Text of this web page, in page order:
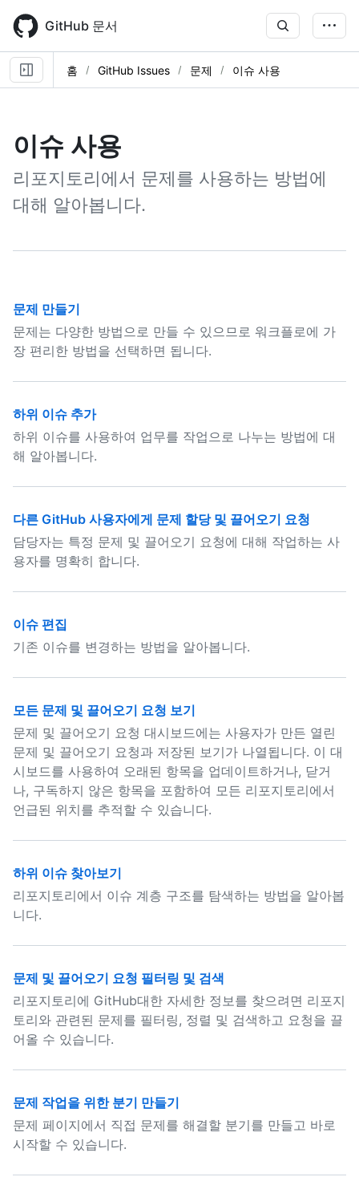
main
content
GitHub 문서
홈 GitHub Issues 문제 이슈 사용
이슈 사용
리포지토리에서 문제를 사용하는 방법에
대해 알아봅니다.
문제 만들기
문제는 다양한 방법으로 만들 수 있으므로 워크플로에 가
장 편리한 방법을 선택하면 됩니다.
하위 이슈 추가
하위 이슈를 사용하여 업무를 작업으로 나누는 방법에 대
해 알아봅니다.
다른 GitHub 사용자에게 문제 할당 및 끌어오기 요청
담당자는 특정 문제 및 끌어오기 요청에 대해 작업하는 사
용자를 명확히 합니다.
이슈 편집
기존 이슈를 변경하는 방법을 알아봅니다.
모든 문제 및 끌어오기 요청 보기
문제 및 끌어오기 요청 대시보드에는 사용자가 만든 열린
문제 및 끌어오기 요청과 저장된 보기가 나열됩니다. 이 대
시보드를 사용하여 오래된 항목을 업데이트하거나, 닫거
나, 구독하지 않은 항목을 포함하여 모든 리포지토리에서
언급된 위치를 추적할 수 있습니다.
하위 이슈 찾아보기
리포지토리에서 이슈 계층 구조를 탐색하는 방법을 알아봅
니다.
문제 및 끌어오기 요청 필터링 및 검색
리포지토리에 GitHub대한 자세한 정보를 찾으려면 리포지
토리와 관련된 문제를 필터링, 정렬 및 검색하고 요청을 끌
어올 수 있습니다.
문제 작업을 위한 분기 만들기
문제 페이지에서 직접 문제를 해결할 분기를 만들고 바로
시작할 수 있습니다.